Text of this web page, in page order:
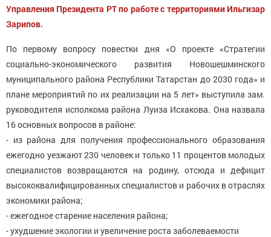
Управления Президента РТ по работе с территориями Ильгизар
Зарипов.
По первому вопросу повестки дня «О проекте «Стратегии
социально-экономического развития Новошешминского
муниципального района Республики Татарстан до 2030 года» и
плане мероприятий по их реализации на 5 лет» выступила зам.
руководителя исполкома района Луиза Исхакова. Она назвала
16 основных вопросов в районе:
- из района для получения профессионального образования
ежегодно уезжают 230 человек и только 11 процентов молодых
специалистов возвращаются на родину, отсюда и дефицит
высококвалифицированных специалистов и рабочих в отраслях
экономики района;
- ежегодное старение населения района;
- ухудшение экологии и увеличение роста заболеваемости